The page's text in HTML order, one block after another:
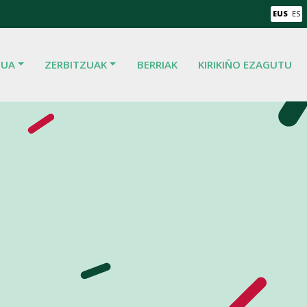
EUS ES
ZERBITZUAK BERRIAK KIRIKIÑO EZAGUTU